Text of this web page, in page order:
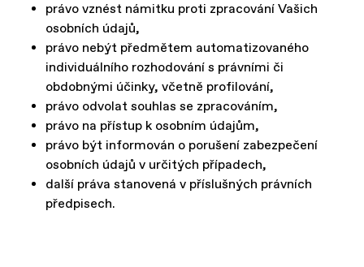
právo vznést námitku proti zpracování Vašich
osobních údajů,
právo nebýt předmětem automatizovaného
individuálního rozhodování s právními či
obdobnými účinky, včetně profilování,
právo odvolat souhlas se zpracováním,
právo na přístup k osobním údajům,
právo být informován o porušení zabezpečení
osobních údajů v určitých případech,
další práva stanovená v příslušných právních
předpisech.